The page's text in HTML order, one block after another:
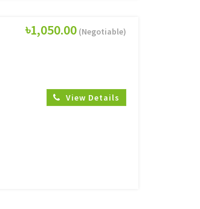
৳1,050.00 (Negotiable)
View Details